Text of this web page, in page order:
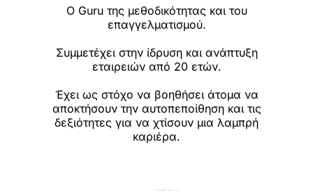
Ο Guru της μεθοδικότητας και του
επαγγελματισμού.
Συμμετέχει στην ίδρυση και ανάπτυξη
εταιρειών από 20 ετών.
Έχει ως στόχο να βοηθήσει άτομα να
αποκτήσουν την αυτοπεποίθηση και τις
δεξιότητες για να χτίσουν μια λαμπρή
καριέρα.